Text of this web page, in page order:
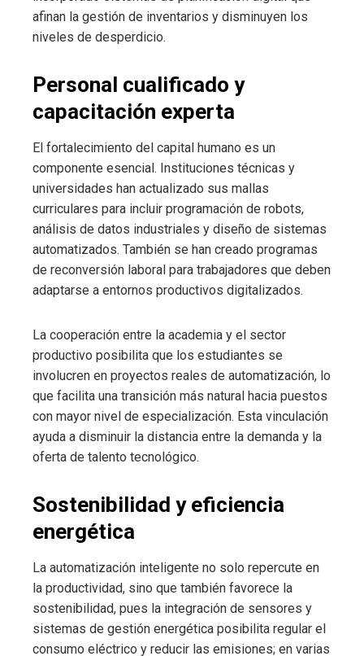
afinan la gestión de inventarios y disminuyen los
niveles de desperdicio.
Personal cualificado y
capacitación experta
El fortalecimiento del capital humano es un
componente esencial. Instituciones técnicas y
universidades han actualizado sus mallas
curriculares para incluir programación de robots,
análisis de datos industriales y diseño de sistemas
automatizados. También se han creado programas
de reconversión laboral para trabajadores que deben
adaptarse a entornos productivos digitalizados.
La cooperación entre la academia y el sector
productivo posibilita que los estudiantes se
involucren en proyectos reales de automatización, lo
que facilita una transición más natural hacia puestos
con mayor nivel de especialización. Esta vinculación
ayuda a disminuir la distancia entre la demanda y la
oferta de talento tecnológico.
Sostenibilidad y eficiencia
energética
La automatización inteligente no solo repercute en
la productividad, sino que también favorece la
sostenibilidad, pues la integración de sensores y
sistemas de gestión energética posibilita regular el
consumo eléctrico y reducir las emisiones; en varias